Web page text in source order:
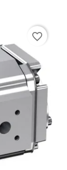
favorite_border